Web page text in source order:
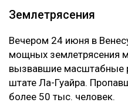
Землетрясения
Вечером 24 июня в
мощных землетрясения
вызвавшие масштабные
штате Ла-Гуайра.
более 50 тыс. человек.